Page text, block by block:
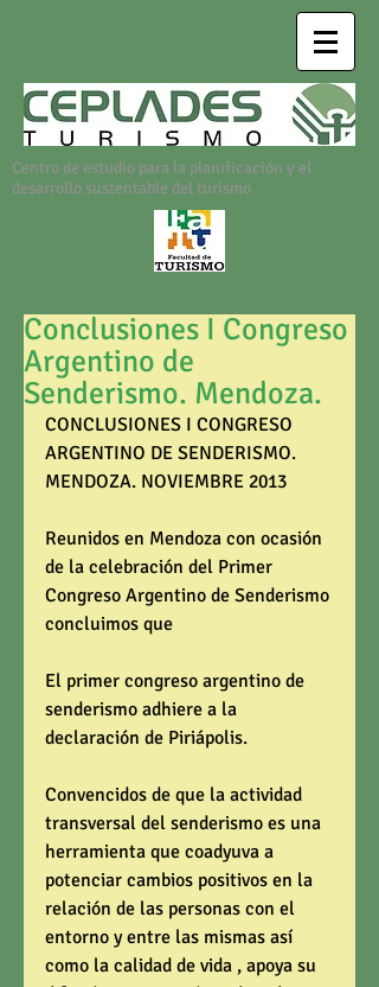
Centro de estudio para la planificación y el
desarrollo sustentable del turismo
Conclusiones I Congreso
Argentino de
Senderismo. Mendoza.
CONCLUSIONES I CONGRESO
ARGENTINO DE SENDERISMO.
MENDOZA. NOVIEMBRE 2013
Reunidos en Mendoza con ocasión
de la celebración del Primer
Congreso Argentino de Senderismo
concluimos que
El primer congreso argentino de
senderismo adhiere a la
declaración de Piriápolis.
Convencidos de que la actividad
transversal del senderismo es una
herramienta que coadyuva a
potenciar cambios positivos en la
relación de las personas con el
entorno y entre las mismas así
como la calidad de vida , apoya su